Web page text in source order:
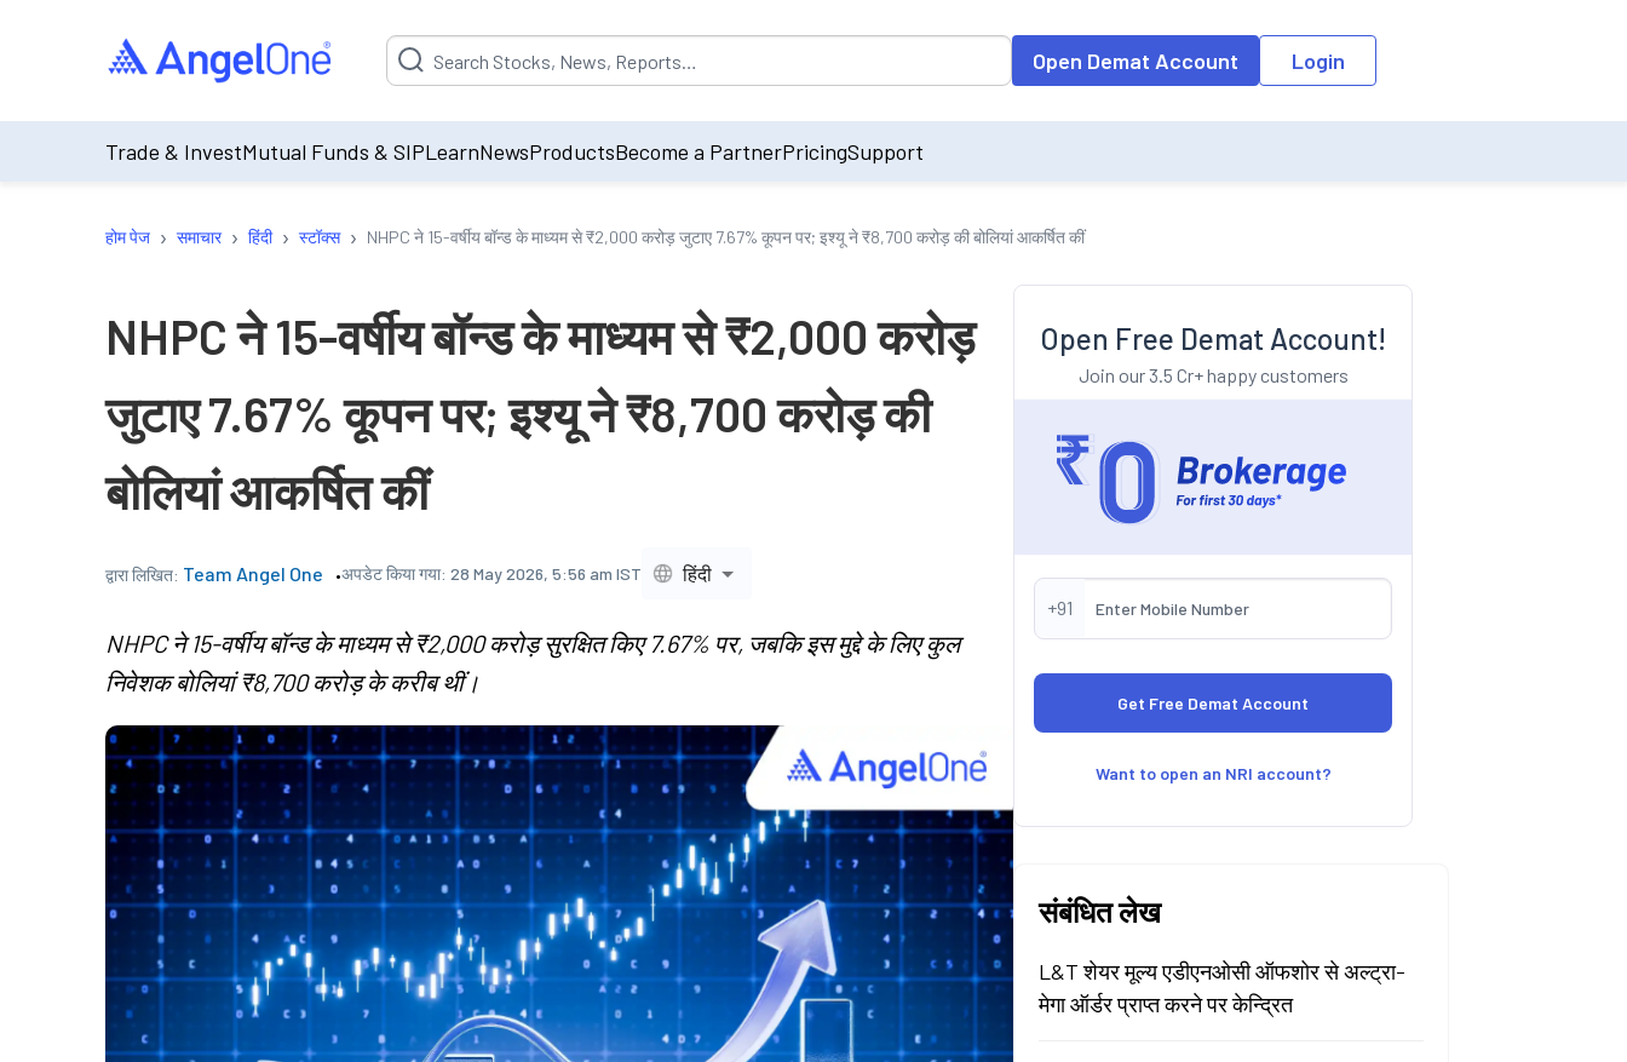
Suggestion will be populated by default on accessing the input field. On entering data into the input field, the suggestion list will be updated as per the
Open Demat Account Login
Trade & InvestMutual Funds & SIPLearnNewsProductsBecome a PartnerPricingSupport
होम पेज › समाचार › हिंदी › स्टॉक्स › NHPC ने 15-वर्षीय बॉन्ड के माध्यम से ₹2,000 करोड़ जुटाए 7.67% कूपन पर; इश्यू ने ₹8,700 करोड़ की बोलियां आकर्षित कीं
NHPC ने 15-वर्षीय बॉन्ड के माध्यम से ₹2,000 करोड़
जुटाए 7.67% कूपन पर; इश्यू ने ₹8,700 करोड़ की
बोलियां आकर्षित कीं
द्वारा लिखित: Team Angel One अपडेट किया गया: 28 May 2026, 5:56 am IST हिंदी
NHPC ने 15-वर्षीय बॉन्ड के माध्यम से ₹2,000 करोड़ सुरक्षित किए 7.67% पर, जबकि इस मुद्दे के लिए कुल
निवेशक बोलियां ₹8,700 करोड़ के करीब थीं।
Open Free Demat Account!
Join our 3.5 Cr+ happy customers
+91
Want to open an NRI account?
संबंधित लेख
L&T शेयर मूल्य एडीएनओसी ऑफशोर से अल्ट्रा-
मेगा ऑर्डर प्राप्त करने पर केन्द्रित